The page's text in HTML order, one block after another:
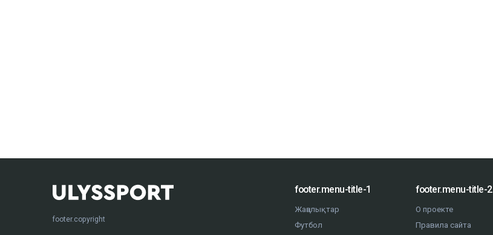
footer.copyright
footer.menu-title-1
Жаңалықтар
Футбол
footer.menu-title-2
О проекте
Правила сайта